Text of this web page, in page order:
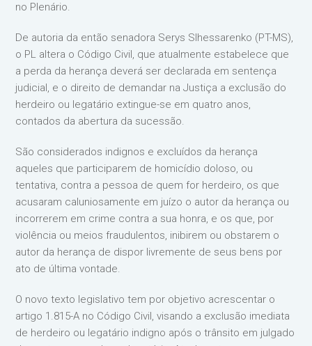
no Plenário.
De autoria da então senadora Serys Slhessarenko (PT-MS),
o PL altera o Código Civil, que atualmente estabelece que
a perda da herança deverá ser declarada em sentença
judicial, e o direito de demandar na Justiça a exclusão do
herdeiro ou legatário extingue-se em quatro anos,
contados da abertura da sucessão.
São considerados indignos e excluídos da herança
aqueles que participarem de homicídio doloso, ou
tentativa, contra a pessoa de quem for herdeiro, os que
acusaram caluniosamente em juízo o autor da herança ou
incorrerem em crime contra a sua honra, e os que, por
violência ou meios fraudulentos, inibirem ou obstarem o
autor da herança de dispor livremente de seus bens por
ato de última vontade.
O novo texto legislativo tem por objetivo acrescentar o
artigo 1.815-A no Código Civil, visando a exclusão imediata
de herdeiro ou legatário indigno após o trânsito em julgado